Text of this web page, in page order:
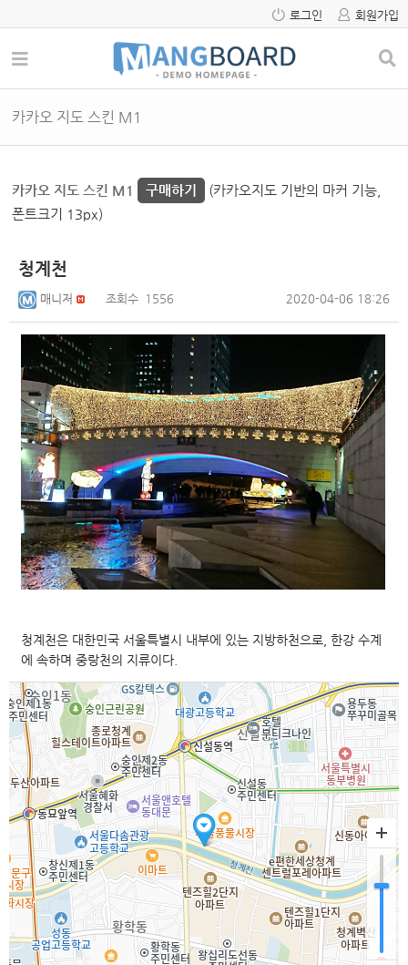
로그인 회원가입
카카오 지도 스킨 M1
카카오 지도 스킨 M1 구매하기
(카카오지도 기반의 마커 기능,
폰트크기 13px)
청계천
매니저 조회수 1556 2020-04-06 18:26
청계천은 대한민국 서울특별시 내부에 있는 지방하천으로, 한강 수계
에 속하며 중랑천의 지류이다.